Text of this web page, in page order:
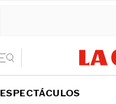
ESPECTÁCULOS